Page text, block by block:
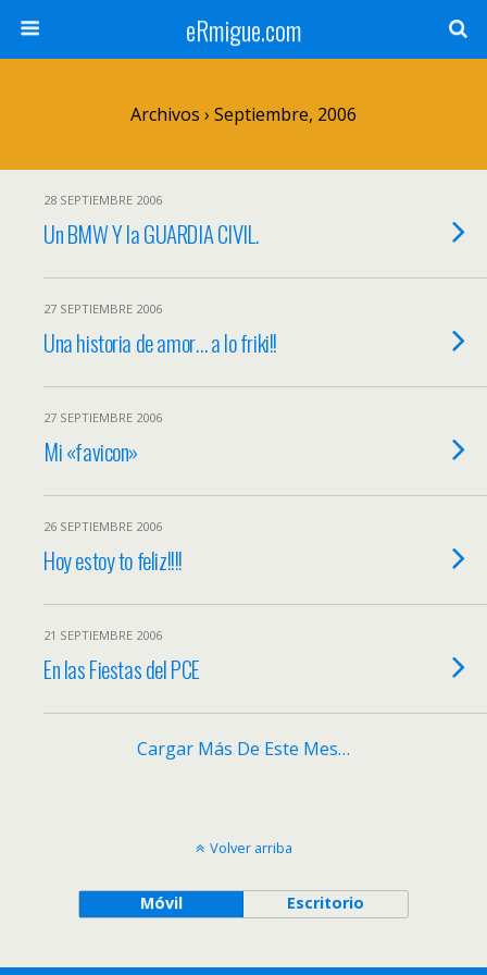
eRmigue.com
Archivos › Septiembre, 2006
28 SEPTIEMBRE 2006
Un BMW Y la GUARDIA CIVIL.
27 SEPTIEMBRE 2006
Una historia de amor… a lo friki!!
27 SEPTIEMBRE 2006
Mi «favicon»
26 SEPTIEMBRE 2006
Hoy estoy to feliz!!!!
21 SEPTIEMBRE 2006
En las Fiestas del PCE
Cargar Más De Este Mes…
Volver arriba
Móvil Escritorio